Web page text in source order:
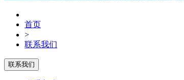
首页
>
联系我们
联系我们